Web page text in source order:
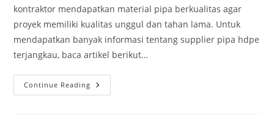
kontraktor mendapatkan material pipa berkualitas agar
proyek memiliki kualitas unggul dan tahan lama. Untuk
mendapatkan banyak informasi tentang supplier pipa hdpe
terjangkau, baca artikel berikut…
Continue Reading